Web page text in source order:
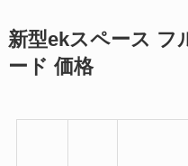
新型ekスペース フ
ード 価格